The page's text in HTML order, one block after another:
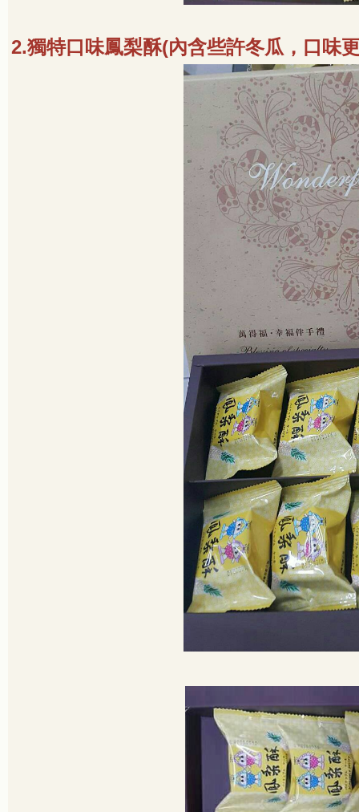
2.獨特口味鳳梨酥(內含些許冬瓜，口味